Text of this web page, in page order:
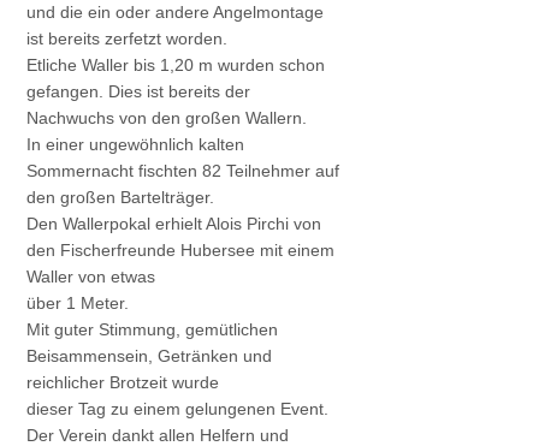
und die ein oder andere Angelmontage
ist bereits zerfetzt worden.
Etliche Waller bis 1,20 m wurden schon
gefangen. Dies ist bereits der
Nachwuchs von den großen Wallern.
In einer ungewöhnlich kalten
Sommernacht fischten 82 Teilnehmer auf
den großen Bartelträger.
Den Wallerpokal erhielt Alois Pirchi von
den Fischerfreunde Hubersee mit einem
Waller von etwas
über 1 Meter.
Mit guter Stimmung, gemütlichen
Beisammensein, Getränken und
reichlicher Brotzeit wurde
dieser Tag zu einem gelungenen Event.
Der Verein dankt allen Helfern und